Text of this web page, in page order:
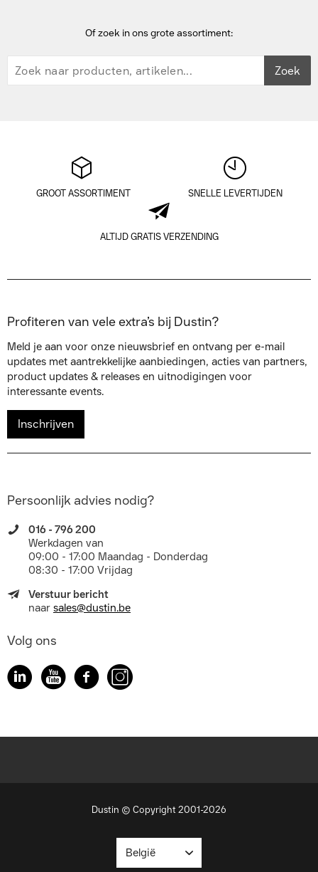
Of zoek in ons grote assortiment:
Zoek
GROOT ASSORTIMENT SNELLE LEVERTIJDEN
ALTIJD GRATIS VERZENDING
Profiteren van vele extra’s bij Dustin?
Meld je aan voor onze nieuwsbrief en ontvang per e-mail
updates met aantrekkelijke aanbiedingen, acties van partners,
product updates & releases en uitnodigingen voor
interessante events.
Inschrijven
Persoonlijk advies nodig?
016 - 796 200
Werkdagen van
09:00 - 17:00 Maandag - Donderdag
08:30 - 17:00 Vrijdag
Verstuur bericht
naar sales@dustin.be
Volg ons
Dustin © Copyright 2001-2026
België